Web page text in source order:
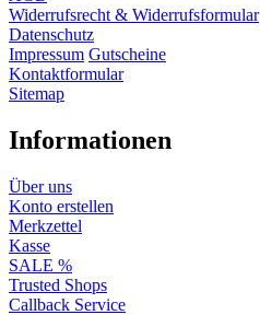
Widerrufsrecht & Widerrufsformular
Datenschutz
Impressum Gutscheine
Kontaktformular
Sitemap
Informationen
Über uns
Konto erstellen
Merkzettel
Kasse
SALE %
Trusted Shops
Callback Service